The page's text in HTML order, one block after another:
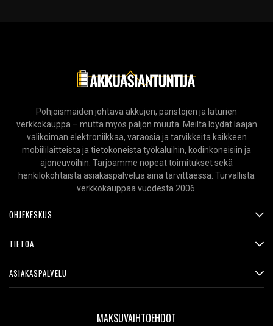
Pohjoismaiden johtava akkujen, paristojen ja laturien
verkkokauppa – mutta myös paljon muuta. Meiltä löydät laajan
valikoiman elektroniikkaa, varaosia ja tarvikkeita kaikkeen
mobiililaitteista ja tietokoneista työkaluihin, kodinkoneisiin ja
ajoneuvoihin. Tarjoamme nopeat toimitukset sekä
henkilökohtaista asiakaspalvelua aina tarvittaessa. Turvallista
verkkokauppaa vuodesta 2006.
OHJEKESKUS
TIETOA
ASIAKASPALVELU
MAKSUVAIHTOEHDOT